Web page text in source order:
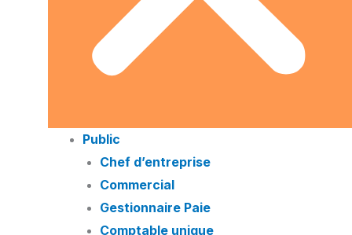
Public
Chef d’entreprise
Commercial
Gestionnaire Paie
Comptable unique